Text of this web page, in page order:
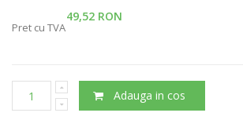
49,52 RON
Pret cu TVA
Adauga in cos